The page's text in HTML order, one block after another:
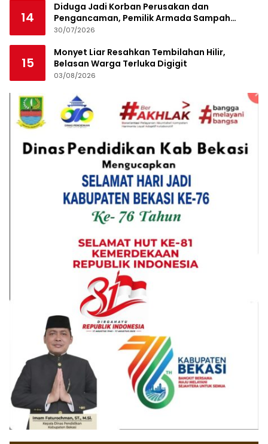
14
Diduga Jadi Korban Perusakan dan
Pengancaman, Pemilik Armada Sampah
Siapkan Laporan Polisi
30/07/2026
15
Monyet Liar Resahkan Tembilahan Hilir,
Belasan Warga Terluka Digigit
03/08/2026